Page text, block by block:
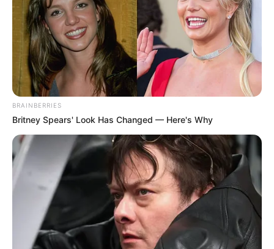
BRAINBERRIES
Britney Spears' Look Has Changed — Here's Why